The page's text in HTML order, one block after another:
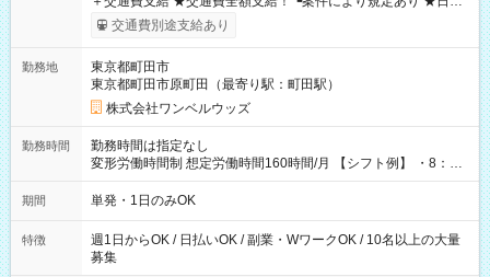
いOK！（規定あり） ┗働いたその日に現金GET♪ お仕事後はコ
ンビニATMから 日払い分を引き落とせます！ 【試用期間】試
交通費別途支給あり
勤務地
東京都町田市
東京都町田市原町田（最寄り駅：町田駅）
株式会社ワンベルウッズ
勤務時間
勤務時間は指定なし
変形労働時間制 想定労働時間160時間/月 【シフト例】 ・8：00
～21：00
期間 単発・1日のみOK
特徴
週1日からOK / 日払いOK / 副業・WワークOK / 10名以上の大量
募集